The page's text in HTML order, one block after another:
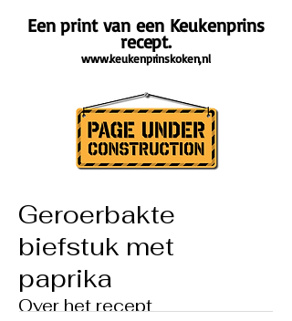
Een print van een Keukenprins
recept.
www.keukenprinskoken,nl
Geroerbakte
biefstuk met
paprika
Over het recept